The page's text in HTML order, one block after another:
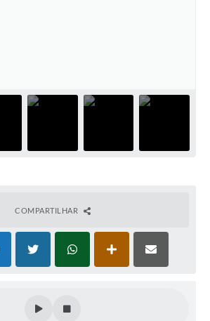
COMPARTILHAR